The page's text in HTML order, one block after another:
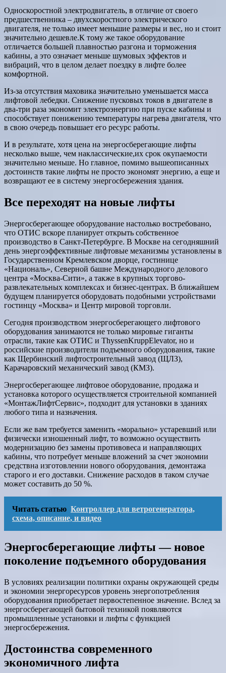
Односкоростной электродвигатель, в отличие от своего
предшественника – двухскоростного электрического
двигателя, не только имеет меньшие размеры и вес, но и стоит
значительно дешевле.К тому же такое оборудование
отличается большей плавностью разгона и торможения
кабины, а это означает меньше шумовых эффектов и
вибраций, что в целом делает поездку в лифте более
комфортной.
Из-за отсутствия маховика значительно уменьшается масса
лифтовой лебедки. Снижение пусковых токов в двигателе в
два-три раза экономит электроэнергию при пуске кабины и
способствует понижению температуры нагрева двигателя, что
в свою очередь повышает его ресурс работы.
И в результате, хотя цена на энергосберегающие лифты
несколько выше, чем наклассические,их срок окупаемости
значительно меньше. Но главное, помимо вышеописанных
достоинств такие лифты не просто экономят энергию, а еще и
возвращают ее в систему энергосбережения здания.
Все переходят на новые лифты
Энергосберегающее оборудование настолько востребовано,
что ОТИС вскоре планирует открыть собственное
производство в Санкт-Петербурге. В Москве на сегодняшний
день энергоэффективные лифтовые механизмы установлены в
Государственном Кремлевском дворце, гостинице
«Националь», Северной башне Международного делового
центра «Москва-Сити», а также в крупных торгово-
развлекательных комплексах и бизнес-центрах. В ближайшем
будущем планируется оборудовать подобными устройствами
гостинцу «Москва» и Центр мировой торговли.
Сегодня производством энергосберегающего лифтового
оборудования занимаются не только мировые гиганты
отрасли, такие как ОТИС и ThyssenKruppElevator, но и
российские производители подъемного оборудования, такие
как Щербинский лифтостроительный завод (ЩЛЗ),
Карачаровский механический завод (КМЗ).
Энергосберегающее лифтовое оборудование, продажа и
установка которого осуществляется строительной компанией
«МонтажЛифтСервис», подходит для установки в зданиях
любого типа и назначения.
Если же вам требуется заменить «морально» устаревший или
физически изношенный лифт, то возможно осуществить
модернизацию без замены противовеса и направляющих
кабины, что потребует меньше вложений за счет экономии
средствна изготовлении нового оборудования, демонтажа
старого и его доставки. Снижение расходов в таком случае
может составить до 50 %.
Читать статью Контроллер для ветрогенератора,
схема, описание, и видео
Энергосберегающие лифты — новое
поколение подъемного оборудования
В условиях реализации политики охраны окружающей среды
и экономии энергоресурсов уровень энергопотребления
оборудования приобретает первостепенное значение. Вслед за
энергосберегающей бытовой техникой появляются
промышленные установки и лифты с функцией
энергосбережения.
Достоинства современного
экономичного лифта